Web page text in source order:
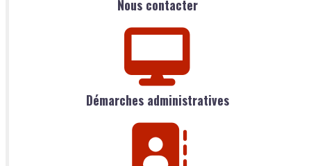
Nous contacter
Démarches administratives